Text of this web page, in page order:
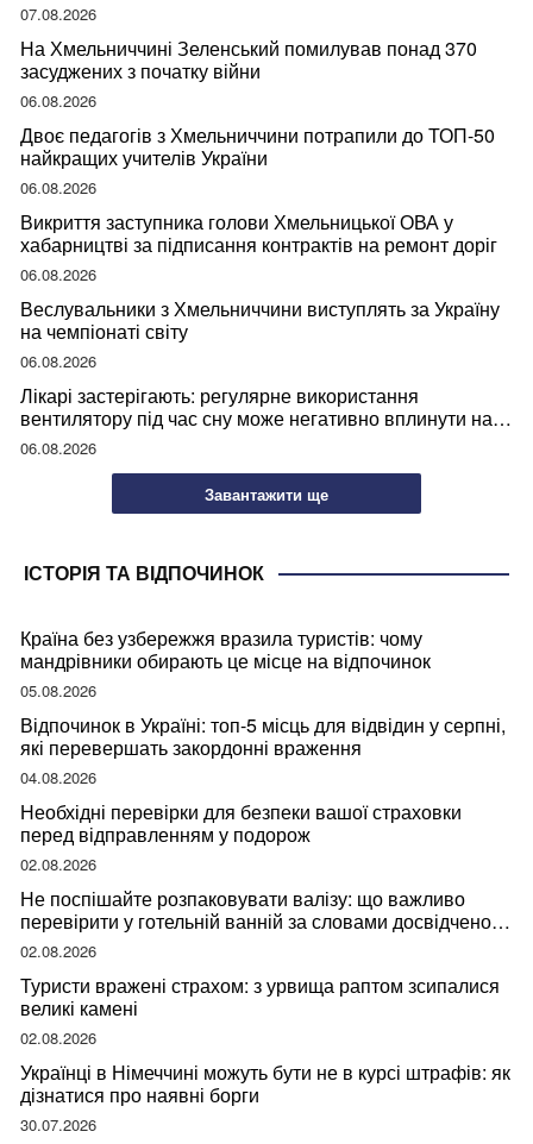
07.08.2026
На Хмельниччині Зеленський помилував понад 370
засуджених з початку війни
06.08.2026
Двоє педагогів з Хмельниччини потрапили до ТОП-50
найкращих учителів України
06.08.2026
Викриття заступника голови Хмельницької ОВА у
хабарництві за підписання контрактів на ремонт доріг
06.08.2026
Веслувальники з Хмельниччини виступлять за Україну
на чемпіонаті світу
06.08.2026
Лікарі застерігають: регулярне використання
вентилятору під час сну може негативно вплинути на
ваше здоров’я
06.08.2026
Завантажити ще
ІСТОРІЯ ТА ВІДПОЧИНОК
Країна без узбережжя вразила туристів: чому
мандрівники обирають це місце на відпочинок
05.08.2026
Відпочинок в Україні: топ-5 місць для відвідин у серпні,
які перевершать закордонні враження
04.08.2026
Необхідні перевірки для безпеки вашої страховки
перед відправленням у подорож
02.08.2026
Не поспішайте розпаковувати валізу: що важливо
перевірити у готельній ванній за словами досвідченої
мандрівниці
02.08.2026
Туристи вражені страхом: з урвища раптом зсипалися
великі камені
02.08.2026
Українці в Німеччині можуть бути не в курсі штрафів: як
дізнатися про наявні борги
30.07.2026